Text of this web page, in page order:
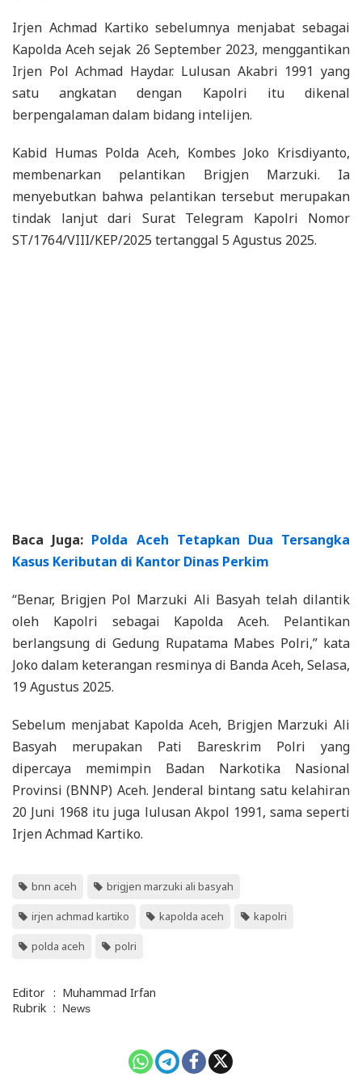
Irjen Achmad Kartiko sebelumnya menjabat sebagai
Kapolda Aceh sejak 26 September 2023, menggantikan
Irjen Pol Achmad Haydar. Lulusan Akabri 1991 yang
satu angkatan dengan Kapolri itu dikenal
berpengalaman dalam bidang intelijen.
Kabid Humas Polda Aceh, Kombes Joko Krisdiyanto,
membenarkan pelantikan Brigjen Marzuki. Ia
menyebutkan bahwa pelantikan tersebut merupakan
tindak lanjut dari Surat Telegram Kapolri Nomor
ST/1764/VIII/KEP/2025 tertanggal 5 Agustus 2025.
Baca Juga: Polda Aceh Tetapkan Dua Tersangka
Kasus Keributan di Kantor Dinas Perkim
“Benar, Brigjen Pol Marzuki Ali Basyah telah dilantik
oleh Kapolri sebagai Kapolda Aceh. Pelantikan
berlangsung di Gedung Rupatama Mabes Polri,” kata
Joko dalam keterangan resminya di Banda Aceh, Selasa,
19 Agustus 2025.
Sebelum menjabat Kapolda Aceh, Brigjen Marzuki Ali
Basyah merupakan Pati Bareskrim Polri yang
dipercaya memimpin Badan Narkotika Nasional
Provinsi (BNNP) Aceh. Jenderal bintang satu kelahiran
20 Juni 1968 itu juga lulusan Akpol 1991, sama seperti
Irjen Achmad Kartiko.
bnn aceh brigjen marzuki ali basyah
irjen achmad kartiko kapolda aceh kapolri
polda aceh polri
Editor : Muhammad Irfan
Rubrik : News